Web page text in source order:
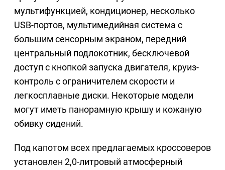
мультифункцией, кондиционер, несколько
USB-портов, мультимедийная система с
большим сенсорным экраном, передний
центральный подлокотник, бесключевой
доступ с кнопкой запуска двигателя, круиз-
контроль с ограничителем скорости и
легкосплавные диски. Некоторые модели
могут иметь панорамную крышу и кожаную
обивку сидений.
Под капотом всех предлагаемых кроссоверов
установлен 2,0-литровый атмосферный